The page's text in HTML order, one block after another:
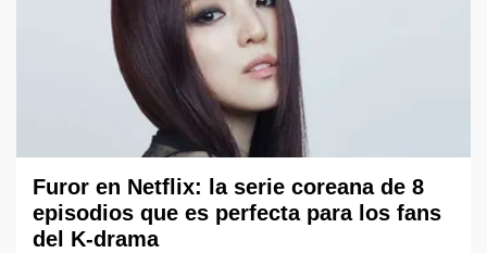
Furor en Netflix: la serie coreana de 8
episodios que es perfecta para los fans
del K-drama